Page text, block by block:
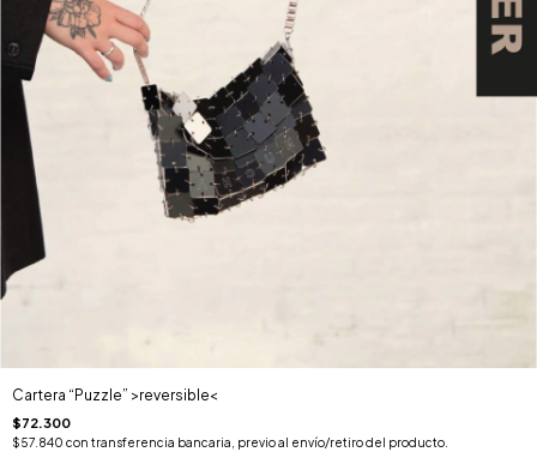
Cartera “Puzzle” >reversible<
$72.300
$57.840 con transferencia bancaria, previo al envío/retiro del producto.